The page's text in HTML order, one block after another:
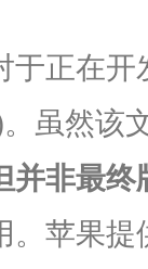
于正在
虽然该
并非最终
。苹果